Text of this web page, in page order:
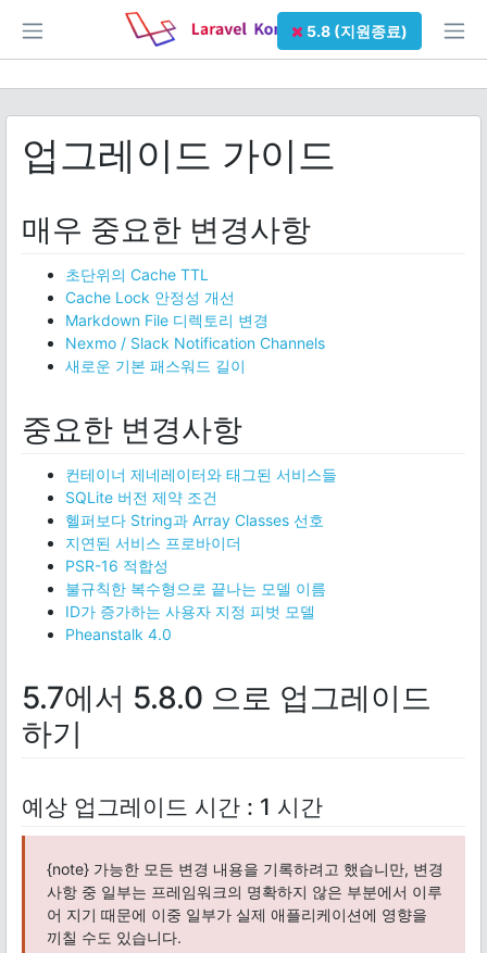
5.8 (지원종료)
업그레이드 가이드
매우 중요한 변경사항
초단위의 Cache TTL
Cache Lock 안정성 개선
Markdown File 디렉토리 변경
Nexmo / Slack Notification Channels
새로운 기본 패스워드 길이
중요한 변경사항
컨테이너 제네레이터와 태그된 서비스들
SQLite 버전 제약 조건
헬퍼보다 String과 Array Classes 선호
지연된 서비스 프로바이더
PSR-16 적합성
불규칙한 복수형으로 끝나는 모델 이름
ID가 증가하는 사용자 지정 피벗 모델
Pheanstalk 4.0
5.7에서 5.8.0 으로 업그레이드
하기
예상 업그레이드 시간 : 1 시간
{note} 가능한 모든 변경 내용을 기록하려고 했습니만, 변경
사항 중 일부는 프레임워크의 명확하지 않은 부분에서 이루
어 지기 때문에 이중 일부가 실제 애플리케이션에 영향을
끼칠 수도 있습니다.